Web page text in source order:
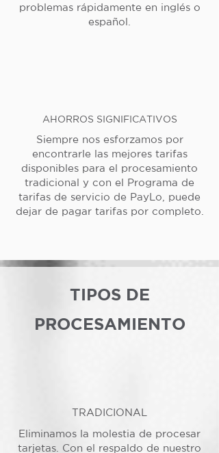
problemas rápidamente en inglés o
español.
AHORROS SIGNIFICATIVOS
Siempre nos esforzamos por
encontrarle las mejores tarifas
disponibles para el procesamiento
tradicional y con el Programa de
tarifas de servicio de PayLo, puede
dejar de pagar tarifas por completo.
TIPOS DE
PROCESAMIENTO
TRADICIONAL
Eliminamos la molestia de procesar
tarjetas. Con el respaldo de nuestro